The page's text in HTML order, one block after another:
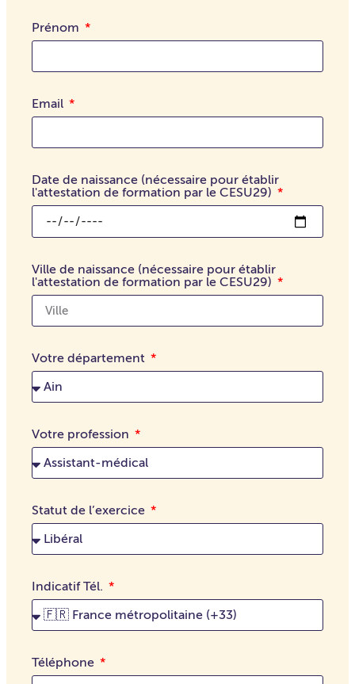
Prénom
Email
Date de naissance (nécessaire pour établir
l'attestation de formation par le CESU29)
Ville de naissance (nécessaire pour établir
l'attestation de formation par le CESU29)
Votre département
Votre profession
Statut de l’exercice
Indicatif Tél.
Téléphone